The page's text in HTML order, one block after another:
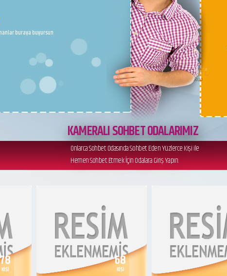
SesliSohbet Sitesi İçin
KAMERALI SOHBET ODALARIMIZ
Onlarca Sohbet Odasında Sohbet Eden Yüzlerce Kişi ile
Hemen Sohbet Etmek İçin Odalara Giriş Yapın.
78
KİŞİ 68
KİŞİ